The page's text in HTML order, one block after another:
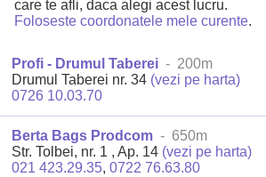
care te afli, daca alegi acest lucru.
Foloseste coordonatele mele curente.
Profi - Drumul Taberei - 200m
Drumul Taberei nr. 34 (vezi pe harta)
0726 10.03.70
Berta Bags Prodcom - 650m
Str. Tolbei, nr. 1 , Ap. 14 (vezi pe harta)
021 423.29.35,0722 76.63.80